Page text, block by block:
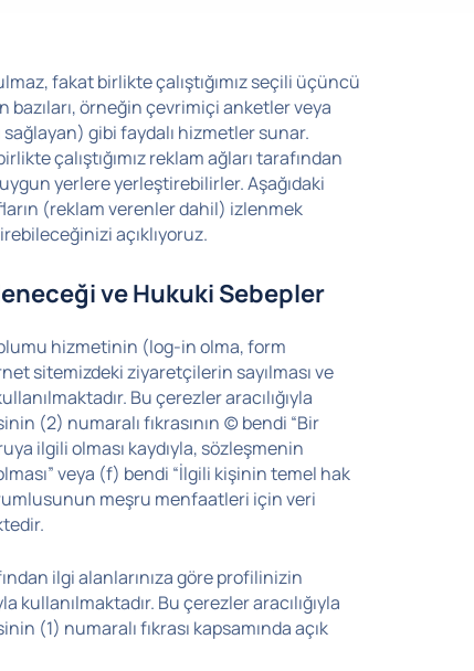
fakat birlikte çalıştığımız seçili üçüncü
örneğin çevrimiçi anketler veya
gibi faydalı hizmetler sunar.
çalıştığımız reklam ağları tarafından
yerlere yerleştirebilirler. Aşağıdaki
(reklam verenler dahil) izlenmek
açıklıyoruz.
ve Hukuki Sebepler
hizmetinin (log-in olma, form
sitemizdeki ziyaretçilerin sayılması ve
Bu çerezler aracılığıyla
(2) numaralı fıkrasının (c) bendi “Bir
ilgili olması kaydıyla, sözleşmenin
veya (f) bendi “İlgili kişinin temel hak
meşru menfaatleri için veri
ilgi alanlarınıza göre profilinizin
kullanılmaktadır. Bu çerezler aracılığıyla
(1) numaralı fıkrası kapsamında açık